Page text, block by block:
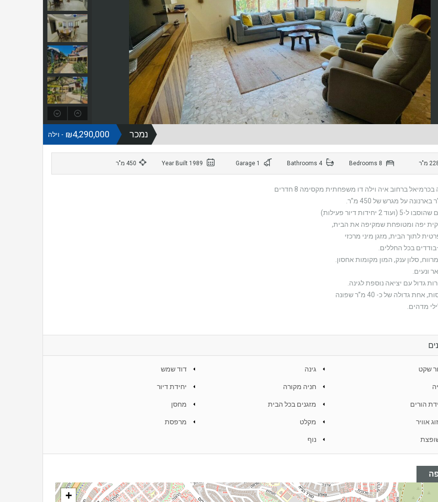
נמכר ₪4,290,000 - וילה
4 Bathrooms 450 מ"ר
ברחוב איה וילה דו משפחתית מקסימה 8 חדרים
יפה ומטופחת שמקיפה את הבית,
לתוך הבית, מזגן מיני מרכזי
בכל החללים.
סלון ענק, המון מקומות אחסון.
ונעים.
גדול עם יציאה נוספת לגינה.
מדהים.
שקט גינה דוד שמש
חניה מקורה יחידת דיור
הורים מזגנים בכל הבית מחסן
אוויר מקלט מרפסת
נוף
+